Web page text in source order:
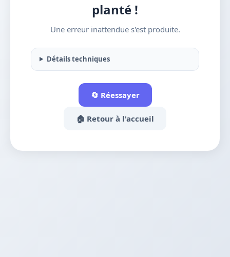
planté !
Une erreur inattendue s'est produite.
Détails techniques
🔄 Réessayer
🏠 Retour à l'accueil